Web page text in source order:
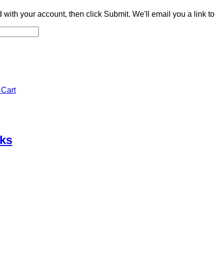
with your account, then click Submit. We'll email you a link